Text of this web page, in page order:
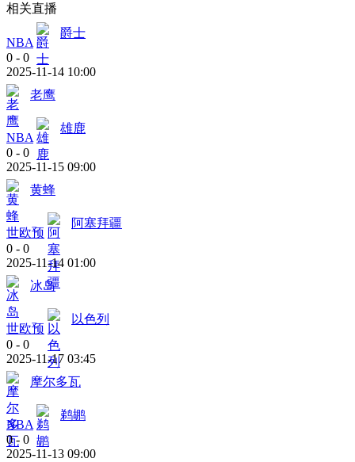
相关直播
NBA
爵士
0 - 0
2025-11-14 10:00
老鹰
NBA
雄鹿
0 - 0
2025-11-15 09:00
黄蜂
世欧预
阿塞拜疆
0 - 0
2025-11-14 01:00
冰岛
世欧预
以色列
0 - 0
2025-11-17 03:45
摩尔多瓦
NBA
鹈鹕
0 - 0
2025-11-13 09:00